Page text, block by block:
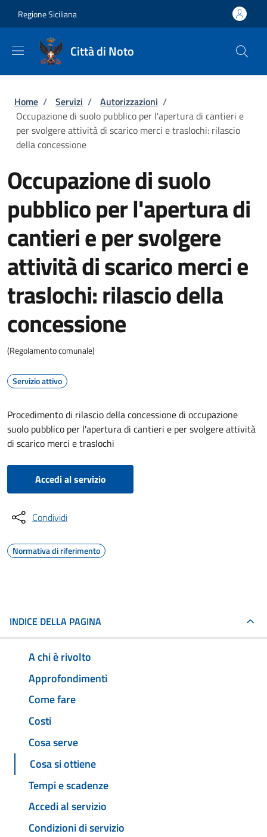
Regione Siciliana
Città di Noto
Briciole di pane
Home / Servizi / Autorizzazioni /
Occupazione di suolo pubblico per l'apertura di cantieri e
per svolgere attività di scarico merci e traslochi: rilascio
della concessione
Occupazione di suolo
pubblico per l'apertura di
cantieri e per svolgere
attività di scarico merci e
traslochi: rilascio della
concessione
(Regolamento comunale)
Servizio attivo
Procedimento di rilascio della concessione di occupazione
suolo pubblico per l'apertura di cantieri e per svolgere attività
di scarico merci e traslochi
Accedi al servizio
Condividi
Normativa di riferimento
INDICE DELLA PAGINA
A chi è rivolto
Approfondimenti
Come fare
Costi
Cosa serve
Cosa si ottiene
Tempi e scadenze
Accedi al servizio
Condizioni di servizio